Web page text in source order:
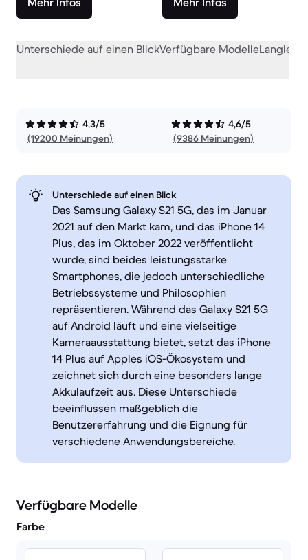
Unterschiede auf einen BlickVerfügbare Modelle
4,3/5
(19200 Meinungen)
4,6/5
(9386 Meinungen)
Unterschiede auf einen Blick
Das Samsung Galaxy S21 5G, das im Januar
2021 auf den Markt kam, und das iPhone 14
Plus, das im Oktober 2022 veröffentlicht
wurde, sind beides leistungsstarke
Smartphones, die jedoch unterschiedliche
Betriebssysteme und Philosophien
repräsentieren. Während das Galaxy S21 5G
auf Android läuft und eine vielseitige
Kameraausstattung bietet, setzt das iPhone
14 Plus auf Apples iOS-Ökosystem und
zeichnet sich durch eine besonders lange
Akkulaufzeit aus. Diese Unterschiede
beeinflussen maßgeblich die
Benutzererfahrung und die Eignung für
verschiedene Anwendungsbereiche.
Verfügbare Modelle
Farbe